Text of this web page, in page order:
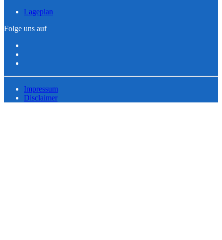
Lageplan
Folge uns auf
Impressum
Disclaimer